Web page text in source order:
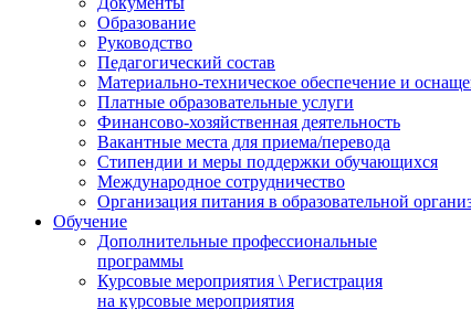
Образование
Руководство
Педагогический состав
Материально-техническое обеспечение и
Платные образовательные услуги
Финансово-хозяйственная деятельность
Вакантные места для приема/перевода
Стипендии и меры поддержки обучающихся
Международное сотрудничество
Организация питания в образовательной
Обучение
Дополнительные профессиональные
программы
Курсовые мероприятия \ Регистрация
на курсовые мероприятия